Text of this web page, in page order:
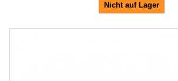
Nicht auf Lager